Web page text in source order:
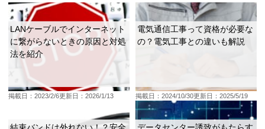
LANケーブルでインターネット
に繋がらないときの原因と対処
法を紹介
掲載日：2023/2/6更新日：2026/1/13
電気通信工事って資格が必要な
の？電気工事との違いも解説
掲載日：2024/10/30更新日：2025/5/19
結束バンドは外れない！？安全
データセンター誘致がもたらす